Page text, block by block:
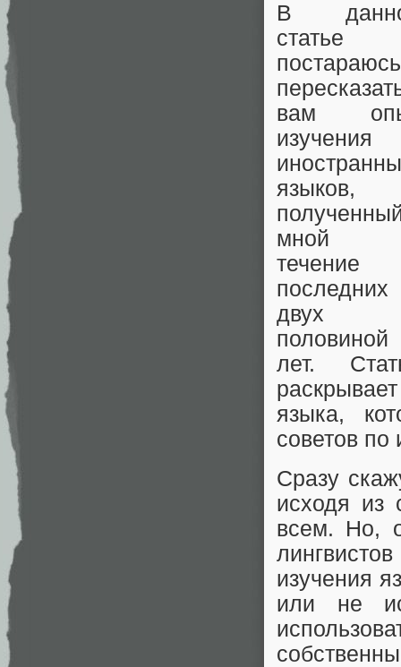
В
статье
постараюсь
вам
изучения
языков,
мной
течение
последних
двух
половиной
лет.
языка,
советов по
Сразу
исходя из
всем. Но,
изучения
или не